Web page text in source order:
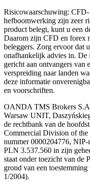
Risicowaarschuwing:
hefboomwerking zijn zeer
product belegt, kunt u een
Daarom zijn CFD en forex
beleggers. Zorg ervoor dat
onafhankelijk advies in. De
gericht aan ontvangers van
verspreiding naar landen
deze informatie
en voorschriften.
OANDA TMS Brokers S.A.
Warsaw UNIT,
de rechtbank van de
Commercial Division of
nummer 0000204776,
PLN 3.537.560 in zijn
staat onder toezicht van de
grond van een
1/2004).